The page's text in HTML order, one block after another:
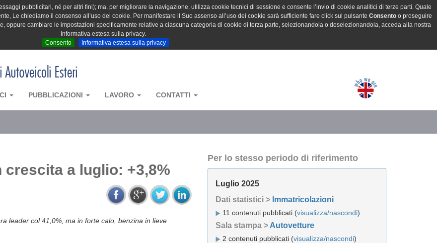
pubblicitari, né per altri fini); ma, per migliorare la navigazione, utilizza cookie tecnici di sessione e consente l’invio di cookie analitici di terze parti. Quale
Le chiediamo il consenso all’uso dei cookie. Per manifestare il Suo assenso all’uso dei cookie sarà sufficiente fare click sul pulsante Consentoo proseguire
oppure cambiare le impostazioni specificamente relative a ciascuna categoria di cookie di terza parte, selezionandola o deselezionandola, acceda alla nostra
Informativa estesa sulla privacy.
Consento
Informativa estesa sulla privacy
PUBBLICAZIONI LAVORO CONTATTI
a luglio: +3,8%
leader col 41,0%, ma in forte calo, benzina in lieve
Per lo stesso periodo di riferimento
Luglio 2025
Dati statistici > Immatricolazioni
11 contenuti pubblicati (visualizza/nascondi)
Sala stampa > Autovetture
2 contenuti pubblicati (visualizza/nascondi)